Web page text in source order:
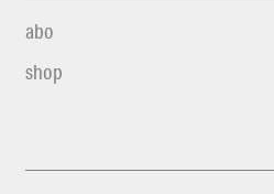
abo
shop